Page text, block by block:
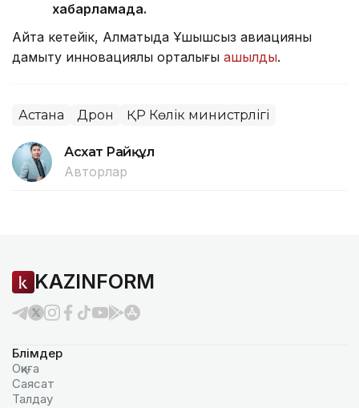
хабарламада.
Айта кетейік, Алматыда Ұшқышсыз авиацияны
дамыту инновациялық орталығы ашылды.
Астана Дрон ҚР Көлік министрлігі
Асхат Райқұл
Авторлар
KAZINFORM
Бөлімдер
Оқиға
Саясат
Талдау